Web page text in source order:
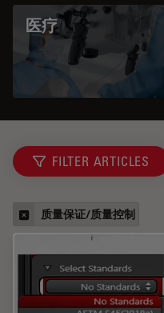
医疗
FILTER ARTICLES
质量保证/质量控制